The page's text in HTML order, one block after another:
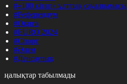
#«100 кітап» ұлттық сауалнамасы
#Референдум
#Оқиға
#EURO 2024
#Спорт
#Әлем
#Денсаулық
табылмады